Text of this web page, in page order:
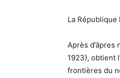
La République
Après
1923), obtient
frontières du